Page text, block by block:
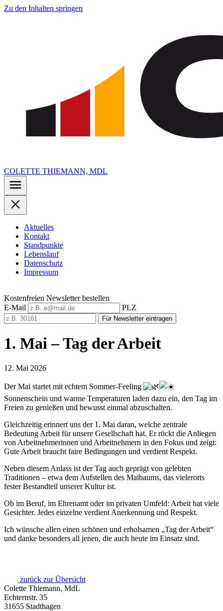
Zu den Inhalten springen
COLETTE THIEMANN, MDL
Aktuelles
Kontakt
Standpunkte
Lebenslauf
Datenschutz
Impressum
Kostenfreien Newsletter bestellen
E-Mail
PLZ
Für Newsletter eintragen
1. Mai – Tag der Arbeit
12. Mai 2026
Der Mai startet mit echtem Sommer-Feeling
Sonnenschein und warme Temperaturen laden dazu ein, den Tag im
Freien zu genießen und bewusst einmal abzuschalten.
Gleichzeitig erinnert uns der 1. Mai daran, welche zentrale
Bedeutung Arbeit für unsere Gesellschaft hat. Er rückt die Anliegen
von Arbeitnehmerinnen und Arbeitnehmern in den Fokus und zeigt:
Gute Arbeit braucht faire Bedingungen und verdient Respekt.
Neben diesem Anlass ist der Tag auch geprägt von gelebten
Traditionen – etwa dem Aufstellen des Maibaums, das vielerorts
fester Bestandteil unserer Kultur ist.
Ob im Beruf, im Ehrenamt oder im privaten Umfeld: Arbeit hat viele
Gesichter. Jedes einzelne verdient Anerkennung und Respekt.
Ich wünsche allen einen schönen und erholsamen „Tag der Arbeit“
und danke besonders all jenen, die auch heute im Einsatz sind.
zurück zur Übersicht
Colette Thiemann, MdL
Echternstr. 35
31655 Stadthagen